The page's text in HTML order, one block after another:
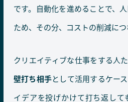
です。自動化を進めることで、
ため、その分、コストの削減につ
クリエイティブな仕事をする人
壁打ち相手として活用するケー
イデアを投げかけて打ち返し